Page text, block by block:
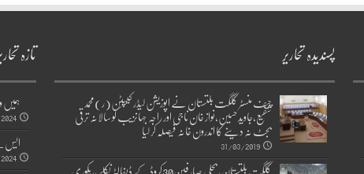
پسندیدہ تحاریر
چیف منسٹر گلگت بلتستان نے اپوزیشن لیڈر کیپٹن(ر)محمد
شفیع،جاوید حسین،نواز خان ناجی اور راجہ جہانزیب کو سالانہ ترقی
بجٹ نہ دینے کا اندرون خانہ فیصلہ کر لیا
31/03/2019
تازہ